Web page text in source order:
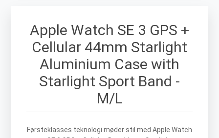
Apple Watch SE 3 GPS +
Cellular 44mm Starlight
Aluminium Case with
Starlight Sport Band -
M/L
Førsteklasses teknologi møder stil med Apple Watch